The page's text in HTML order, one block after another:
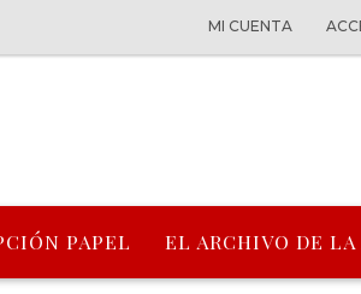
MI CUENTA
PAPEL EL ARCHIVO DE LA